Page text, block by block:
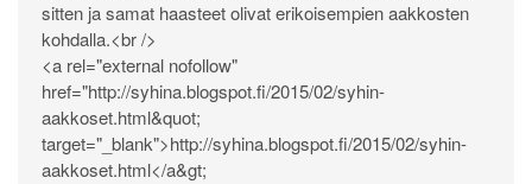
sitten ja samat haasteet olivat erikoisempien aakkosten
kohdalla.<br />
<a rel="external nofollow"
href="http://syhina.blogspot.fi/2015/02/syhin-
aakkoset.html&quot;
target="_blank">http://syhina.blogspot.fi/2015/02/syhin-
aakkoset.html</a&gt;